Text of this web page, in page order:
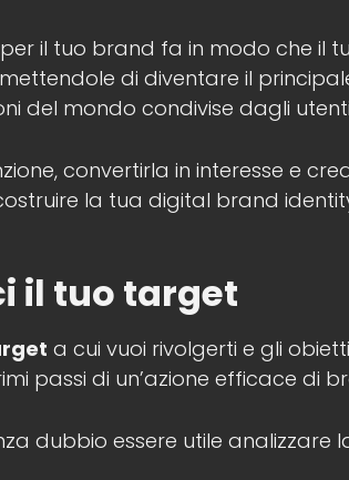
il tuo brand fa in modo che il
di diventare il
del mondo condivise dagli
convertirla in interesse e
la tua digital brand
il tuo target
a cui vuoi rivolgerti e gli
passi di un’azione efficace di
dubbio essere utile analizzare